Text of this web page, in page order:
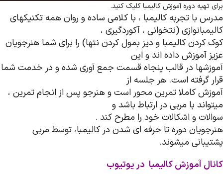
برای تهیه دوره آموزش کالیمبا کلیک کنید.
مدرس با تجربه کالیمبا ، با کلامی ساده و روان همه تکنیکهای
کالیمبانوازی (نتخوانی ، آکوردگیری ،
کوک کردن کالیمبا و دیز بمول کردن نتها) را برای شما هنرجویان
عزیز آموزش داده اند و این
آموزشها در قالب پنجاه قسمت جمع آوری شده و در خدمت شما
قرار گرفته است. هر جلسه از
آموزش کاملا تمرین محور است و هنرجو پس از انجام تمرین ،
میتواند با مربی در ارتباط باشد و
سوالات و اشکالات خود را مطرح کند .
هنرجویان دوره تا حرفه ای شدن در کالیمبا، توسط مربی
پشتیبانی میشوند.
کانال آموزش کالیمبا در یوتیوب